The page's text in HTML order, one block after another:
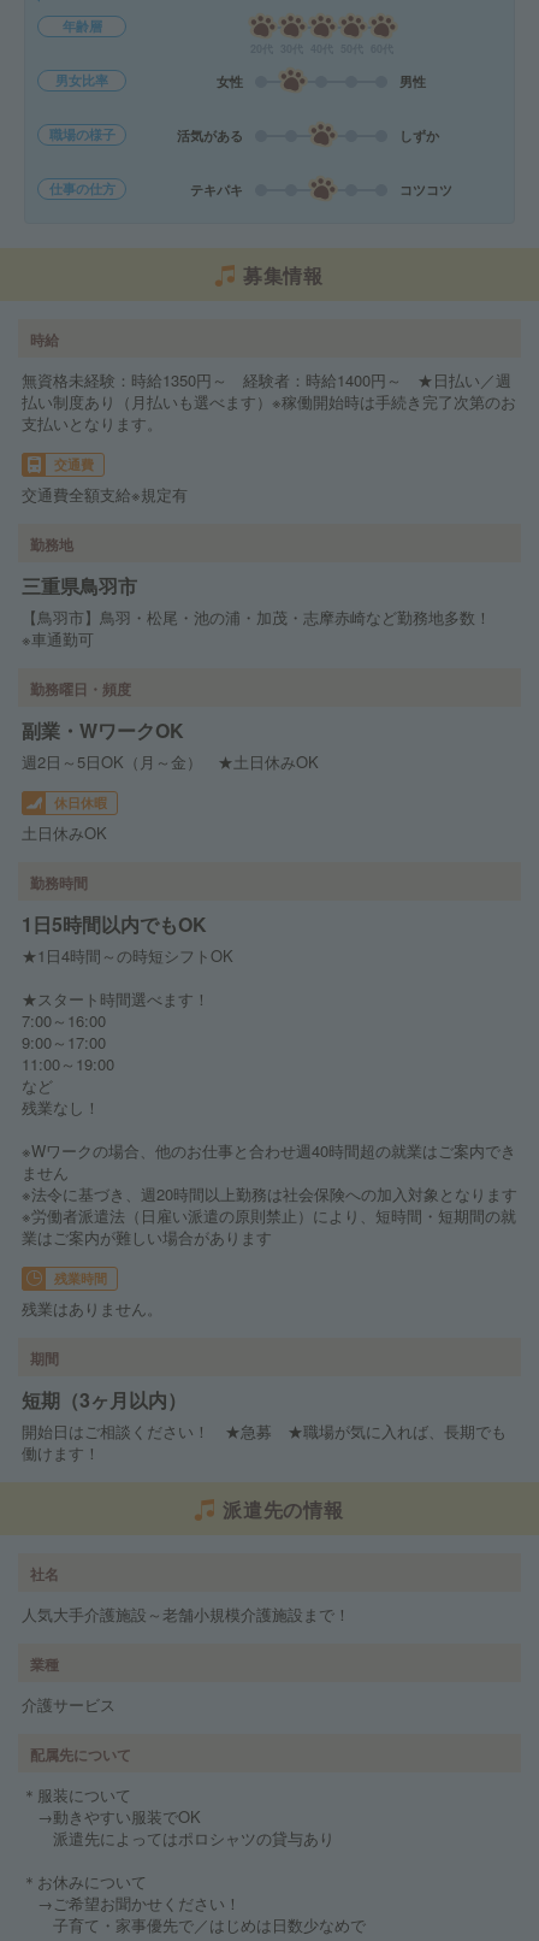
年齢層
男女比率 女性 男性
職場の様子 活気がある しずか
仕事の仕方 テキパキ コツコツ
募集情報
時給
無資格未経験：時給1350円～ 経験者：時給1400円～ ★日払い／週
払い制度あり（月払いも選べます）※稼働開始時は手続き完了次第のお
支払いとなります。
交通費
交通費全額支給※規定有
勤務地
三重県鳥羽市
【鳥羽市】鳥羽・松尾・池の浦・加茂・志摩赤崎など勤務地多数！
※車通勤可
勤務曜日・頻度
副業・WワークOK
週2日～5日OK（月～金） ★土日休みOK
休日休暇
土日休みOK
勤務時間
1日5時間以内でもOK
★1日4時間～の時短シフトOK
★スタート時間選べます！
7:00～16:00
9:00～17:00
11:00～19:00
など
残業なし！
※Wワークの場合、他のお仕事と合わせ週40時間超の就業はご案内でき
ません
※法令に基づき、週20時間以上勤務は社会保険への加入対象となります
※労働者派遣法（日雇い派遣の原則禁止）により、短時間・短期間の就
業はご案内が難しい場合があります
残業時間
残業はありません。
期間
短期（3ヶ月以内）
開始日はご相談ください！ ★急募 ★職場が気に入れば、長期でも
働けます！
派遣先の情報
社名
人気大手介護施設～老舗小規模介護施設まで！
業種
介護サービス
配属先について
＊服装について
→動きやすい服装でOK
派遣先によってはポロシャツの貸与あり
＊お休みについて
→ご希望お聞かせください！
子育て・家事優先で／はじめは日数少なめで